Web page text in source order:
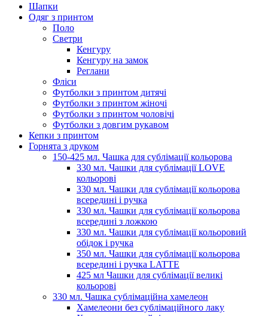
Шапки
Одяг з принтом
Поло
Светри
Кенгуру
Кенгуру на замок
Реглани
Фліси
Футболки з принтом дитячі
Футболки з принтом жіночі
Футболки з принтом чоловічі
Футболки з довгим рукавом
Кепки з принтом
Горнята з друком
150-425 мл. Чашка для сублімації кольорова
330 мл. Чашки для сублімації LOVE
кольорові
330 мл. Чашки для сублімації кольорова
всередині і ручка
330 мл. Чашки для сублімації кольорова
всередині з ложкою
330 мл. Чашки для сублімації кольоровий
обідок і ручка
350 мл. Чашки для сублімації кольорова
всередині і ручка LATTE
425 мл Чашки для сублімації великі
кольорові
330 мл. Чашка сублімаційна хамелеон
Хамелеони без сублімаційного лаку